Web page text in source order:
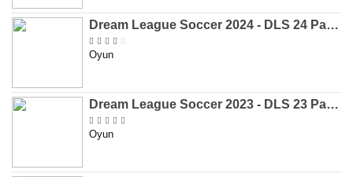
Dream League Soccer 2024 - DLS 24 Para Hileli MOD APK indir [v11.050]
Oyun
Dream League Soccer 2023 - DLS 23 Para Hileli MOD APK [v11.020]
Oyun